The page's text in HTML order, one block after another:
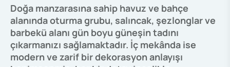
Doğa manzarasına sahip havuz ve bahçe
alanında oturma grubu, salıncak, şezlonglar ve
barbekü alanı gün boyu güneşin tadını
çıkarmanızı sağlamaktadır. İç mekânda ise
modern ve zarif bir dekorasyon anlayışı